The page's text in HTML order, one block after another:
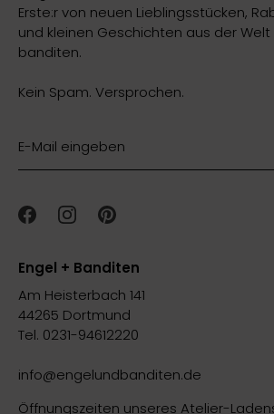
Erste:r von neuen Lieblingsstücken,
und kleinen Geschichten aus der
banditen.
Kein Spam. Versprochen.
Engel + Banditen
Am Heisterbach 141
44265 Dortmund
Tel. 0231-94612220
info@engelundbanditen.de
Öffnungszeiten unseres Atelier-